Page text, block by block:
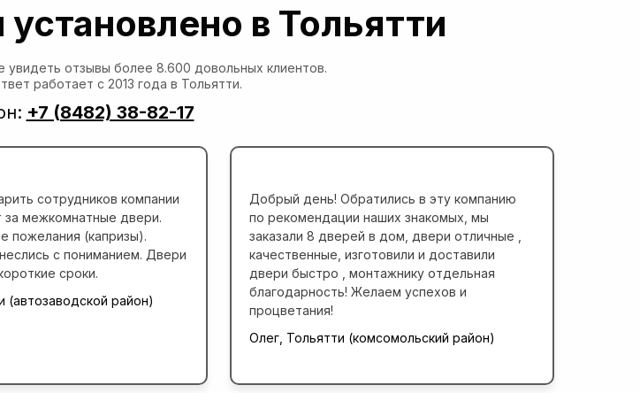
в Тольятти
отзывы более 8.600 довольных клиентов.
работает с 2013 года в Тольятти.
+7 (8482) 38-82-17
сотрудников компании
межкомнатные двери.
пожелания (капризы).
с пониманием. Двери
сроки.
(автозаводской район)
Добрый день! Обратились в эту компанию
по рекомендации наших знакомых, мы
заказали 8 дверей в дом, двери отличные ,
качественные, изготовили и доставили
двери быстро , монтажнику отдельная
благодарность! Желаем успехов и
процветания!
Олег, Тольятти (комсомольский район)